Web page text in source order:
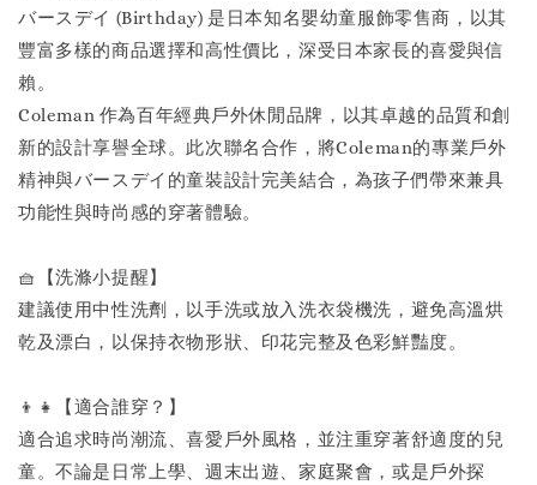
バースデイ (Birthday) 是日本知名嬰幼童服飾零售商，以其
豐富多樣的商品選擇和高性價比，深受日本家長的喜愛與信
賴。
Coleman 作為百年經典戶外休閒品牌，以其卓越的品質和創
新的設計享譽全球。此次聯名合作，將Coleman的專業戶外
精神與バースデイ的童裝設計完美結合，為孩子們帶來兼具
功能性與時尚感的穿著體驗。
🧺【洗滌小提醒】
建議使用中性洗劑，以手洗或放入洗衣袋機洗，避免高溫烘
乾及漂白，以保持衣物形狀、印花完整及色彩鮮豔度。
👦👧【適合誰穿？】
適合追求時尚潮流、喜愛戶外風格，並注重穿著舒適度的兒
童。不論是日常上學、週末出遊、家庭聚會，或是戶外探